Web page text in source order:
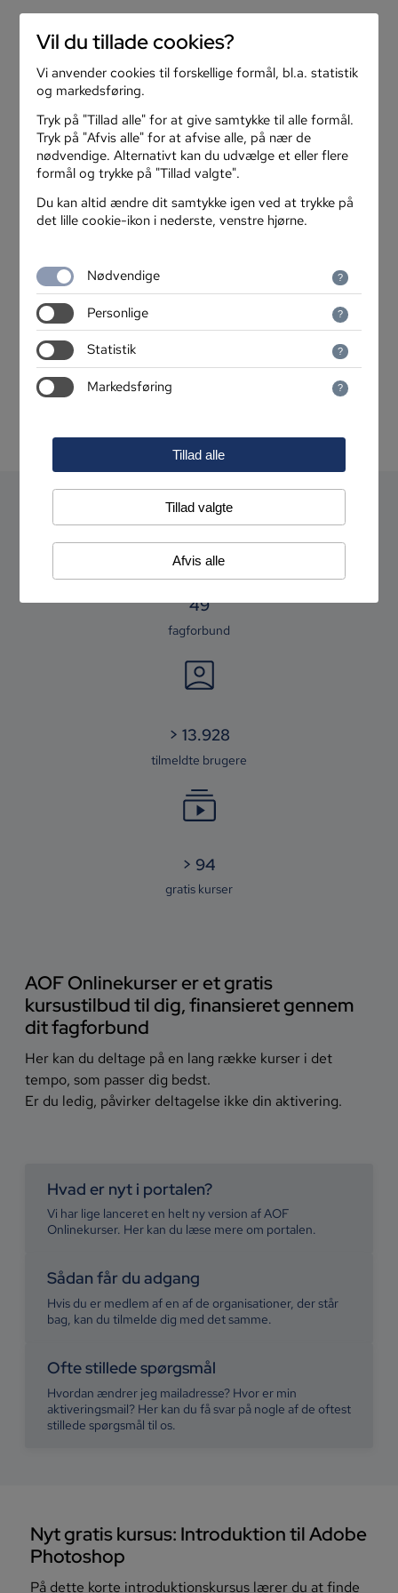
Gratis onlinekurser til
dig
- i samarbejde med dit fagforbund, AOF og Edutasia
50
fagforbund
> 13.990
tilmeldte brugere
> 95
gratis kurser
AOF Onlinekurser er et gratis
kursustilbud til dig, finansieret gennem
dit fagforbund
Her kan du deltage på en lang række kurser i det
tempo, som passer dig bedst.
Er du ledig, påvirker deltagelse ikke din aktivering.
Hvad er nyt i portalen?
Vi har lige lanceret en helt ny version af AOF
Onlinekurser. Her kan du læse mere om portalen.
Sådan får du adgang
Hvis du er medlem af en af de organisationer, der står
bag, kan du tilmelde dig med det samme.
Ofte stillede spørgsmål
Hvordan ændrer jeg mailadresse? Hvor er min
aktiveringsmail? Her kan du få svar på nogle af de oftest
stillede spørgsmål til os.
Nyt gratis kursus: Introduktion til Adobe
Photoshop
På dette korte introduktionskursus lærer du at finde
Vil du tillade cookies?
Vi anvender cookies til forskellige formål, bl.a. statistik
og markedsføring.
Tryk på "Tillad alle" for at give samtykke til alle formål.
Tryk på "Afvis alle" for at afvise alle, på nær de
nødvendige. Alternativt kan du udvælge et eller flere
formål og trykke på "Tillad valgte".
Du kan altid ændre dit samtykke igen ved at trykke på
det lille cookie-ikon i nederste, venstre hjørne.
Nødvendige
Personlige
Statistik
Markedsføring
Afvis alle
Tillad valgte
Tillad alle